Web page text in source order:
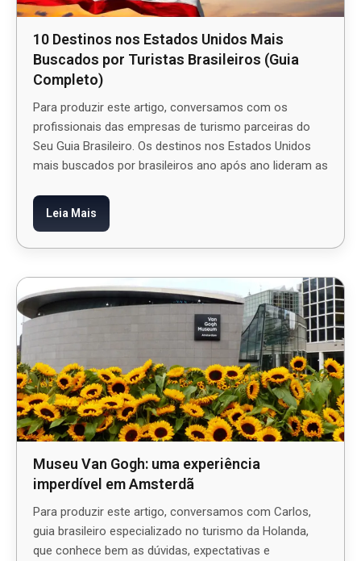
10 Destinos nos Estados Unidos Mais
Buscados por Turistas Brasileiros (Guia
Completo)
Para produzir este artigo, conversamos com os
profissionais das empresas de turismo parceiras do
Seu Guia Brasileiro. Os destinos nos Estados Unidos
mais buscados por brasileiros ano após ano lideram as
Leia Mais
Museu Van Gogh: uma experiência
imperdível em Amsterdã
Para produzir este artigo, conversamos com Carlos,
guia brasileiro especializado no turismo da Holanda,
que conhece bem as dúvidas, expectativas e